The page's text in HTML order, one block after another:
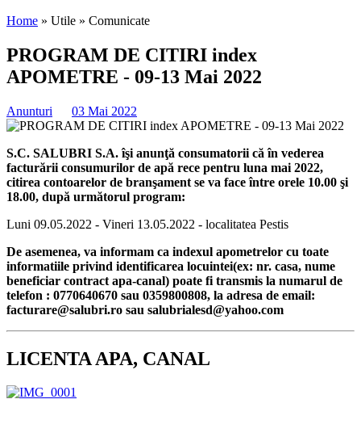
Home » Utile » Comunicate
PROGRAM DE CITIRI index
APOMETRE - 09-13 Mai 2022
Anunturi 03 Mai 2022
S.C. SALUBRI S.A. îşi anunţă consumatorii că în vederea
facturării consumurilor de apă rece pentru luna mai 2022,
citirea contoarelor de branşament se va face între orele 10.00 şi
18.00, după următorul program:
Luni 09.05.2022 - Vineri 13.05.2022 - localitatea Pestis
De asemenea, va informam ca indexul apometrelor cu toate
informatiile privind identificarea locuintei(ex: nr. casa, nume
beneficiar contract apa-canal) poate fi transmis la numarul de
telefon : 0770640670 sau 0359800808, la adresa de email:
facturare@salubri.ro sau salubrialesd@yahoo.com
LICENTA APA, CANAL